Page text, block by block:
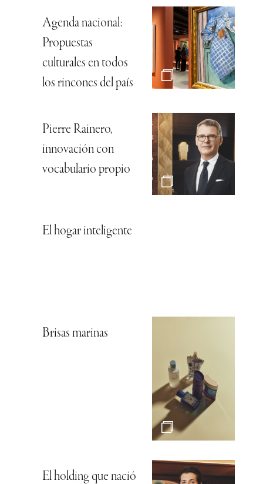
Agenda nacional:
Propuestas
culturales en todos
los rincones del país
Pierre Rainero,
innovación con
vocabulario propio
El hogar inteligente
Brisas marinas
El holding que nació